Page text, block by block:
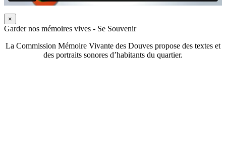
×
Garder nos mémoires vives - Se Souvenir
La Commission Mémoire Vivante des Douves propose des textes et
des portraits sonores d’habitants du quartier.